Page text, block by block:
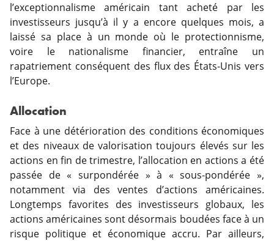
l’exceptionnalisme américain tant acheté par les
investisseurs jusqu’à il y a encore quelques mois, a
laissé sa place à un monde où le protectionnisme,
voire le nationalisme financier, entraîne un
rapatriement conséquent des flux des États-Unis vers
l’Europe.
Allocation
Face à une détérioration des conditions économiques
et des niveaux de valorisation toujours élevés sur les
actions en fin de trimestre, l’allocation en actions a été
passée de « surpondérée » à « sous-pondérée »,
notamment via des ventes d’actions américaines.
Longtemps favorites des investisseurs globaux, les
actions américaines sont désormais boudées face à un
risque politique et économique accru. Par ailleurs,